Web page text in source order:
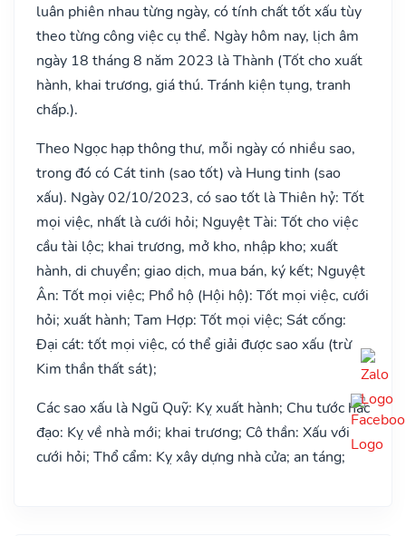
luân phiên nhau từng ngày, có tính chất tốt xấu tùy
theo từng công việc cụ thể. Ngày hôm nay, lịch âm
ngày 18 tháng 8 năm 2023 là Thành (Tốt cho xuất
hành, khai trương, giá thú. Tránh kiện tụng, tranh
chấp.).
Theo Ngọc hạp thông thư, mỗi ngày có nhiều sao,
trong đó có Cát tinh (sao tốt) và Hung tinh (sao
xấu). Ngày 02/10/2023, có sao tốt là Thiên hỷ: Tốt
mọi việc, nhất là cưới hỏi; Nguyệt Tài: Tốt cho việc
cầu tài lộc; khai trương, mở kho, nhập kho; xuất
hành, di chuyển; giao dịch, mua bán, ký kết; Nguyệt
Ân: Tốt mọi việc; Phổ hộ (Hội hộ): Tốt mọi việc, cưới
hỏi; xuất hành; Tam Hợp: Tốt mọi việc; Sát cống:
Đại cát: tốt mọi việc, có thể giải được sao xấu (trừ
Kim thần thất sát);
Các sao xấu là Ngũ Quỹ: Kỵ xuất hành; Chu tước hắc
đạo: Kỵ về nhà mới; khai trương; Cô thần: Xấu với
cưới hỏi; Thổ cẩm: Kỵ xây dựng nhà cửa; an táng;